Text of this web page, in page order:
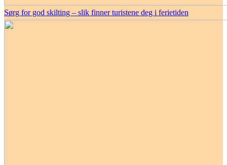
Sørg for god skilting – slik finner turistene deg i ferietiden